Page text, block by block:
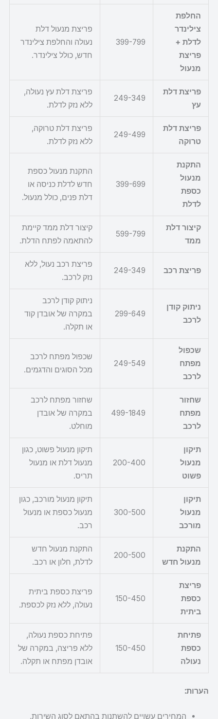
החלפת
צילינדר
לדלת +
פריצת
מנעול
399-799
פריצת מנעול דלת
נעולה והחלפת צילינדר
חדש, כולל צילינדר.
פריצת דלת
עץ
249-349
פריצת דלת עץ נעולה,
ללא נזק לדלת.
פריצת דלת
טרוקה
249-499
פריצת דלת טרוקה,
ללא נזק לדלת.
התקנת
מנעול
כספת
לדלת
399-699
התקנת מנעול כספת
חדש לדלת כניסה או
דלת פנים, כולל מנעול.
קיצור דלת
ממד
599-799
קיצור דלת ממד קיימת
להתאמה לפתח הדלת.
פריצת רכב 249-349
פריצת רכב נעול, ללא
נזק לרכב.
ניתוק קודן
לרכב
299-649
ניתוק קודן לרכב
במקרה של אובדן קוד
או תקלה.
שכפול
מפתח
לרכב
249-549
שכפול מפתח לרכב
מכל הסוגים והדגמים.
שחזור
מפתח
לרכב
499-1849
שחזור מפתח לרכב
במקרה של אובדן
מוחלט.
תיקון
מנעול
פשוט
200-400
תיקון מנעול פשוט, כגון
מנעול דלת או מנעול
תריס.
תיקון
מנעול
מורכב
300-500
תיקון מנעול מורכב, כגון
מנעול כספת או מנעול
רכב.
התקנת
מנעול חדש
200-500
התקנת מנעול חדש
לדלת, חלון או רכב.
פריצת
כספת
ביתית
150-450
פריצת כספת ביתית
נעולה, ללא נזק לכספת.
פתיחת
כספת
נעולה
150-450
פתיחת כספת נעולה,
ללא פריצה, במקרה של
אובדן מפתח או תקלה.
הערות:
המחירים עשויים להשתנות בהתאם לסוג השירות,